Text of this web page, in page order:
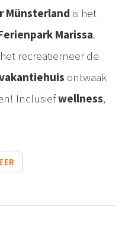
Münsterland is het
Marissa.
recreatiemeer de
ontwaak
Inclusiefwellness,